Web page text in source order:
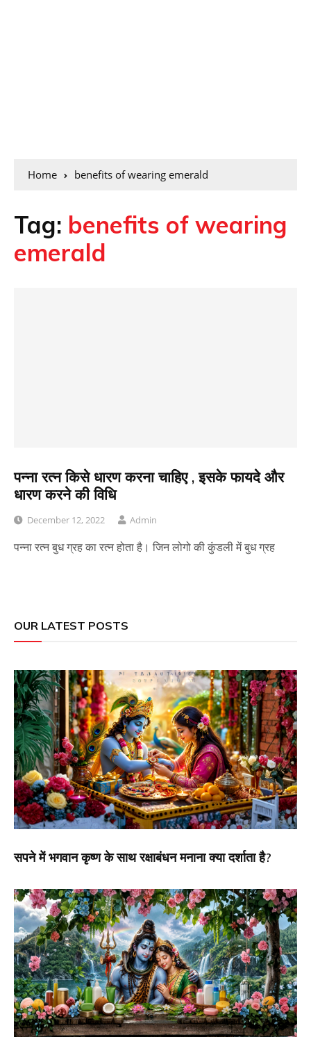
Home benefits of wearing emerald
Tag: benefits of wearing
emerald
पन्ना रत्न किसे धारण करना चाहिए , इसके फायदे और
धारण करने की विधि
December 12, 2022 Admin
पन्ना रत्न बुध ग्रह का रत्न होता है। जिन लोगो की कुंडली में बुध ग्रह
OUR LATEST POSTS
सपने में भगवान कृष्ण के साथ रक्षाबंधन मनाना क्या दर्शाता है?